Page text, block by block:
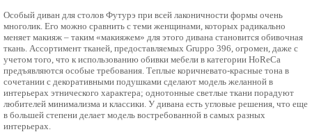
Особый диван для столов Футурэ при всей лаконичности формы очень
многолик. Его можно сравнить с теми женщинами, которых радикально
меняет макияж – таким «макияжем» для этого дивана становится обивочная
ткань. Ассортимент тканей, предоставляемых Gruppo 396, огромен, даже с
учетом того, что к использованию обивки мебели в категории HoReCa
предъявляются особые требования. Теплые коричневато-красные тона в
сочетании с декоративными подушками сделают модель желанной в
интерьерах этнического характера; однотонные светлые ткани порадуют
любителей минимализма и классики. У дивана есть угловые решения, что еще
в большей степени делает модель востребованной в самых разных
интерьерах.